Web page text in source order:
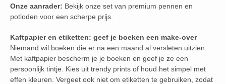
Onze aanrader: Bekijk onze set van premium pennen en
potloden voor een scherpe prijs.
Kaftpapier en etiketten: geef je boeken een make-over
Niemand wil boeken die er na een maand al versleten uitzien.
Met kaftpapier bescherm je je boeken en geef je ze een
persoonlijk tintje. Kies uit trendy prints of houd het simpel met
effen kleuren. Vergeet ook niet om etiketten te gebruiken, zodat